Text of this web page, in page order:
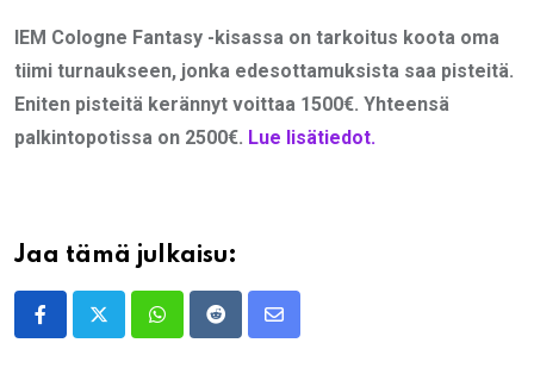
IEM Cologne Fantasy -kisassa on tarkoitus koota oma
tiimi turnaukseen, jonka edesottamuksista saa pisteitä.
Eniten pisteitä kerännyt voittaa 1500€. Yhteensä
palkintopotissa on 2500€. Lue lisätiedot.
Jaa tämä julkaisu:
WhatsappRedditShare